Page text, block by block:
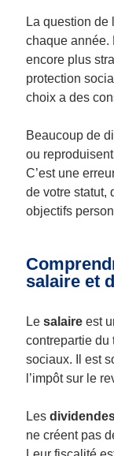
La question de
chaque année.
encore plus
protection
choix a des
Beaucoup de
ou
C’est une
de votre statut,
objectifs
salaire et
Lesalaire est
contrepartie du
sociaux. Il est
l’impôt sur le
Les
ne créent pas